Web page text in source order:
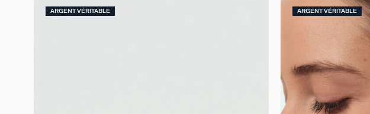
ARGENT VÉRITABLE ARGENT VÉRITABLE